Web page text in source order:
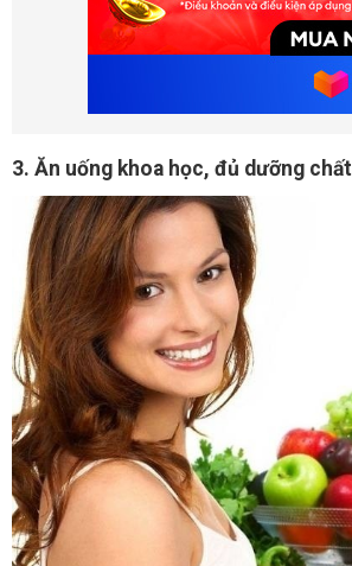
3. Ăn uống khoa học, đủ dưỡng chất